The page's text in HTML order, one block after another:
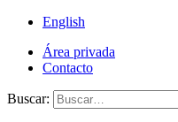
English
Área privada
Contacto
Buscar: